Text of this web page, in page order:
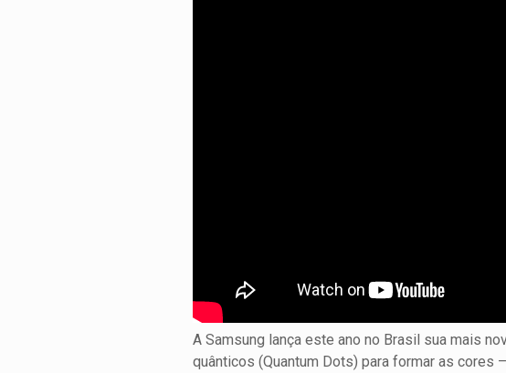
A Samsung lança este ano no Brasil sua mais
quânticos (Quantum Dots) para formar as